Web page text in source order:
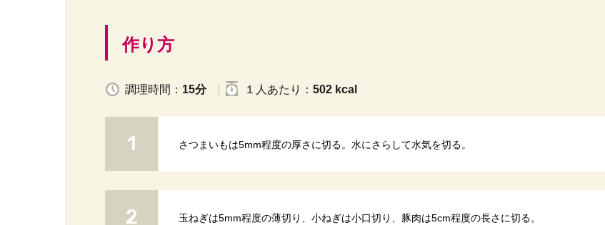
作り方
調理時間： 15分 １人 あたり ： 502 kcal
さつまいもは5mm程度の厚さに切る。水にさらして水気を切る。
玉ねぎは5mm程度の薄切り、小ねぎは小口切り、豚肉は5cm程度の長さに切る。